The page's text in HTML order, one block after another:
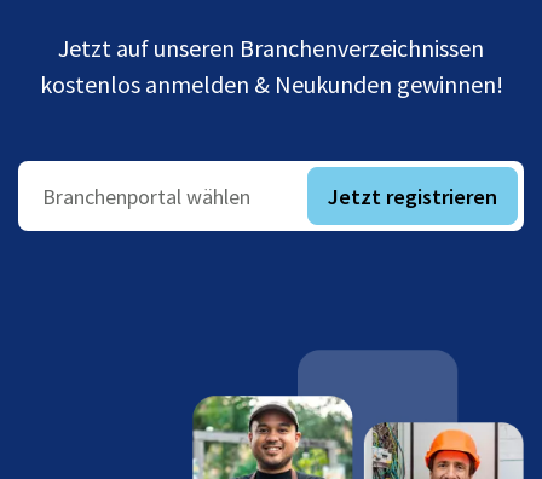
Jetzt auf unseren Branchenverzeichnissen
kostenlos anmelden & Neukunden gewinnen!
Branchenportal wählen Jetzt registrieren